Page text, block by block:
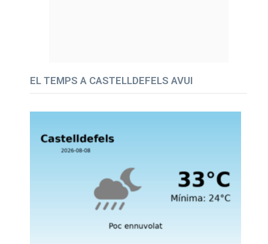
EL TEMPS A CASTELLDEFELS AVUI